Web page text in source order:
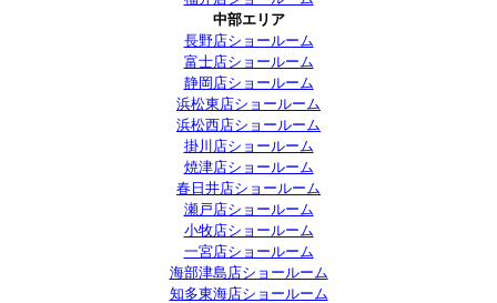
中部エリア
長野店ショールーム
富士店ショールーム
静岡店ショールーム
浜松東店ショールーム
浜松西店ショールーム
掛川店ショールーム
焼津店ショールーム
春日井店ショールーム
瀬戸店ショールーム
小牧店ショールーム
一宮店ショールーム
海部津島店ショールーム
知多東海店ショールーム